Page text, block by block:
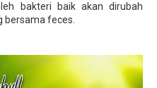
bakteri baik akan dirubah
bersama feces.